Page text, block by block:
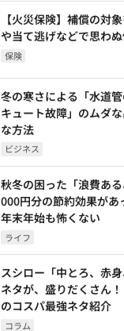
保険
【火災保険】補償の対
や当て逃げなどで思わ
ビジネス
冬の寒さによる「水道
キュート故障」のムダ
な方法
ライフ
秋冬の困った「浪費あ
000円分の節約効果が
年末年始も怖くない
コラム
スシロー「中とろ、赤
ネタが、盛りだくさん
のコスパ最強ネタ紹介